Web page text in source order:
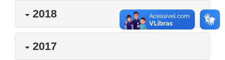
2018
2017